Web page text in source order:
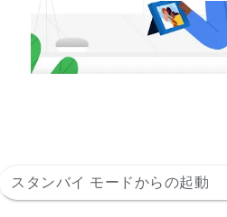
スタンバイ モードからの起動